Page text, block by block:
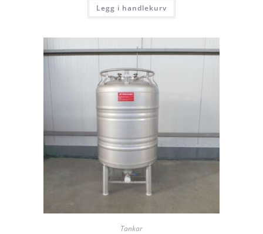
Legg i handlekurv
Tankar